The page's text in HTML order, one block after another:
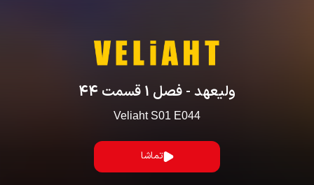
ولیعهد - فصل 1 قسمت 44
VeliahtS01 E044
تماشا